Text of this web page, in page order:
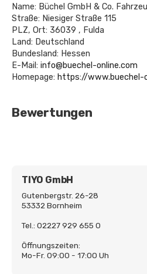
Name: Büchel GmbH & Co.
Straße: Niesiger Straße 115
PLZ, Ort: 36039 , Fulda
Land: Deutschland
Bundesland: Hessen
E-Mail: info@buechel-online.com
Homepage: https://www.buechel-
Bewertungen
TIYO GmbH
Gutenbergstr. 26-28
53332 Bornheim
Tel.: 02227 929 655 0
Öffnungszeiten:
Mo-Fr. 09:00 - 17:00 Uh